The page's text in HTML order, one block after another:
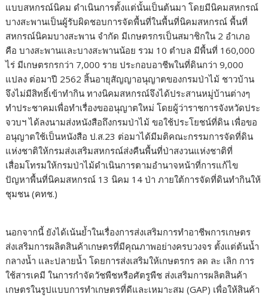
แบบสหกรณ์นิคม ดำเนินการตั้งแต่นั้นเป็นต้นมา โดยมีนิคมสหกรณ์
บางสะพานเป็นผู้รับผิดชอบการจัดพื้นที่ในพื้นที่นิคมสหกรณ์ พื้นที่
สหกรณ์นิคมบางสะพาน จำกัด มีเกษตรกรเป็นสมาชิกใน 2 อำเภอ
คือ บางสะพานและบางสะพานน้อย รวม 10 ตำบล มีพื้นที่ 160,000
ไร่ มีเกษตรกรกว่า 7,000 ราย ประกอบอาชีพในที่ดินกว่า 9,000
แปลง ต่อมาปี 2562 สิ้นอายุสัญญาอนุญาตของกรมป่าไม้ ชาวบ้าน
จึงไม่มีสิทธิ์เข้าทำกิน ทางนิคมสหกรณ์จึงได้ประสานหมู่บ้านต่างๆ
ทำประชาคมเพื่อทำเรื่องขออนุญาตใหม่ โดยผู้ว่าราชการจังหวัดประ
จวบฯ ได้ลงนามส่งหนังสือถึงกรมป่าไม้ ขอใช้ประโยชน์ที่ดิน เพื่อขอ
อนุญาตใช้เป็นหนังสือ ป.ส.23 ต่อมาได้มีมติคณะกรรมการจัดที่ดิน
แห่งชาติให้กรมส่งเสริมสหกรณ์ส่งคืนพื้นที่ป่าสงวนแห่งชาติที่
เสื่อมโทรมให้กรมป่าไม้ดำเนินการตามอำนาจหน้าที่การแก้ไข
ปัญหาพื้นที่นิคมสหกรณ์ 13 นิคม 14 ป่า ภายใต้การจัดที่ดินทำกินให้
ชุมชน (คทช.)
นอกจากนี้ ยังได้เน้นย้ำในเรื่องการส่งเสริมการทำอาชีพการเกษตร
ส่งเสริมการผลิตสินค้าเกษตรที่มีคุณภาพอย่างครบวงจร ตั้งแต่ต้นน้ำ
กลางน้ำ และปลายน้ำ โดยการส่งเสริมให้เกษตรกร ลด ละ เลิก การ
ใช้สารเคมี ในการกำจัดวัชพืชหรือศัตรูพืช ส่งเสริมการผลิตสินค้า
เกษตรในรูปแบบการทำเกษตรที่ดีและเหมาะสม (GAP) เพื่อให้สินค้า